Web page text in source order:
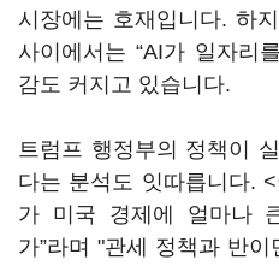
시장에는 호재입니다. 하
사이에서는 “AI가 일자리
감도 커지고 있습니다.
트럼프 행정부의 정책이
다는 분석도 잇따릅니다.
가 미국 경제에 얼마나
가”라며 "관세 정책과 반